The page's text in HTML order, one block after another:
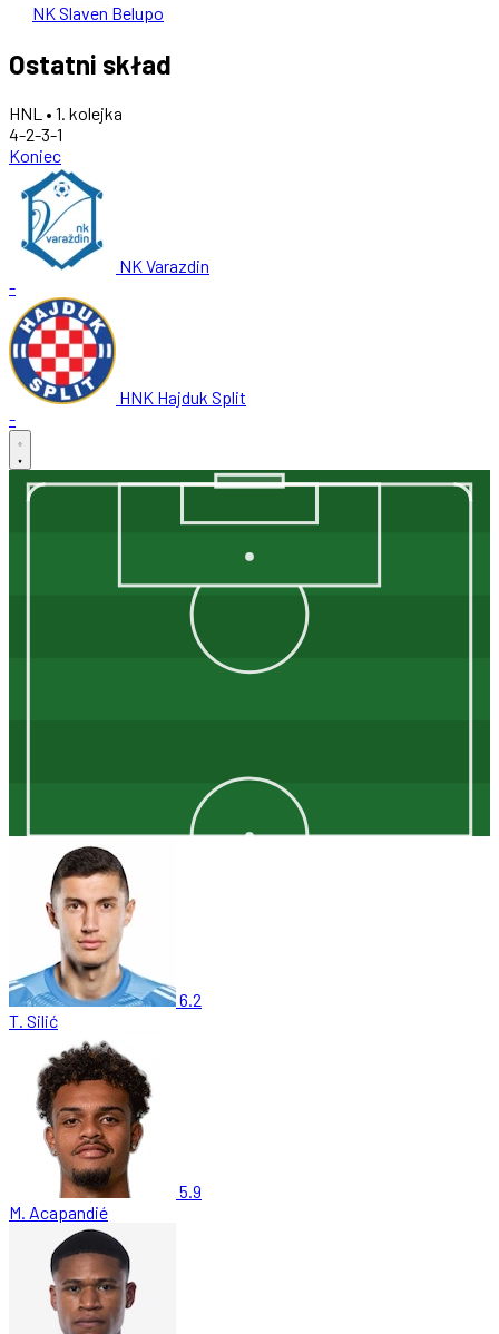
NK Slaven Belupo
Ostatni skład
HNL • 1. kolejka
4-2-3-1
Koniec
NK Varazdin
-
HNK Hajduk Split
-
6.2
T. Silić
5.9
M. Acapandié